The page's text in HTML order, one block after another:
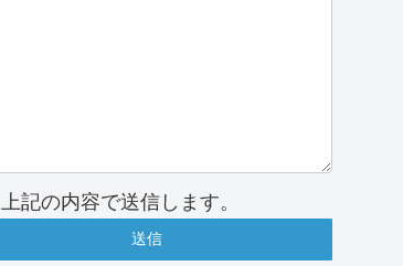
上記の内容で送信します。